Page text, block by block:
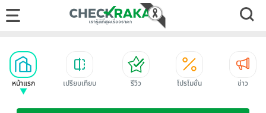
หน้าแรก เปรียบเทียบ รีวิว โปรโมชั่น ข่าว